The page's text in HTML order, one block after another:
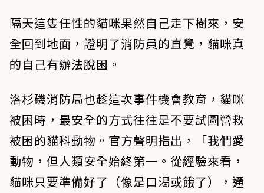
隔天這隻任性的貓咪果然自己走下樹來，安
全回到地面，證明了消防員的直覺，貓咪真
的自己有辦法脫困。
洛杉磯消防局也趁這次事件機會教育，貓咪
被困時，最安全的方式往往是不要試圖營救
被困的貓科動物。官方聲明指出，「我們愛
動物，但人類安全始終第一。從經驗來看，
貓咪只要準備好了（像是口渴或餓了），通